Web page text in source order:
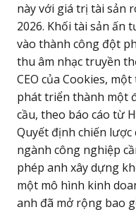
này với giá trị tài sản
2026. Khối tài sản ấn
vào thành công đột
thu âm nhạc truyền
CEO của Cookies,
phát triển thành một
cầu, theo báo cáo từ
Quyết định chiến
ngành công nghiệp
phép anh xây dựng
một mô hình kinh
anh đã mở rộng bao